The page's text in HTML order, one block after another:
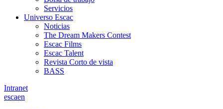
Servicios
Universo Escac
Noticias
The Dream Makers Contest
Escac Films
Escac Talent
Revista Corto de vista
BASS
Intranet
escaen